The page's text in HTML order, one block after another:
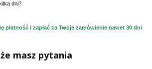
dni?
płatność i zapłać za Twoje zamówienie nawet 30 dni
masz pytania